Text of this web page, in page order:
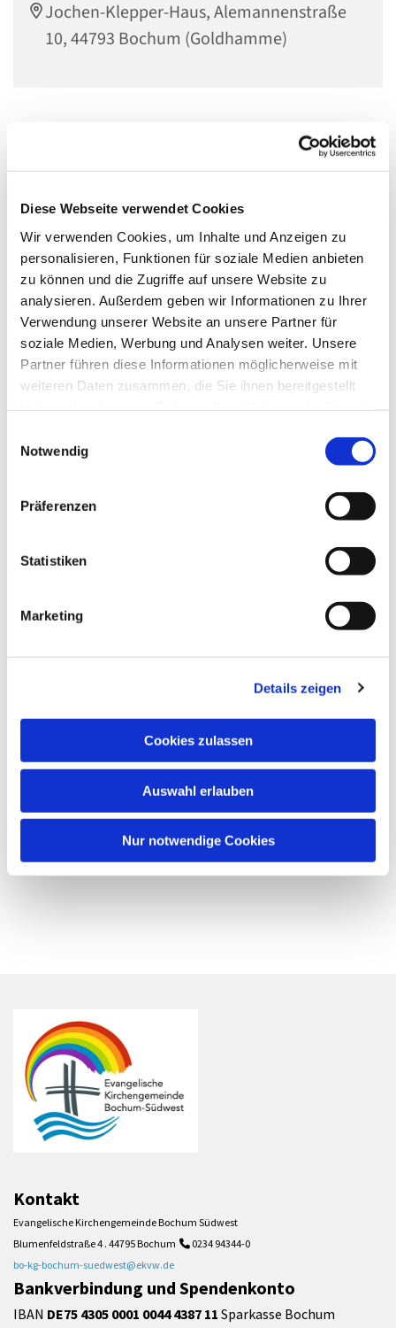
Diese Webseite verwendet Cookies
Wir verwenden Cookies, um Inhalte und Anzeigen zu
personalisieren, Funktionen für soziale Medien anbieten
zu können und die Zugriffe auf unsere Website zu
analysieren. Außerdem geben wir Informationen zu Ihrer
Verwendung unserer Website an unsere Partner für
soziale Medien, Werbung und Analysen weiter. Unsere
Partner führen diese Informationen möglicherweise mit
weiteren Daten zusammen, die Sie ihnen bereitgestellt
Notwendig
Präferenzen
Statistiken
Marketing
Details zeigen
Cookies zulassen
Auswahl erlauben
Nur notwendige Cookies
Jochen-Klepper-Haus, Alemannenstraße
10, 44793 Bochum (Goldhamme)
Dies könnte Sie auch interessieren
Kontakt
Evangelische Kirchengemeinde Bochum Südwest
Blumenfeldstraße 4 . 44795 Bochum  0234 94344-0
bo-kg-bochum-suedwest@ekvw.de
Bankverbindung und Spendenkonto
IBAN DE75 4305 0001 0044 4387 11 Sparkasse Bochum